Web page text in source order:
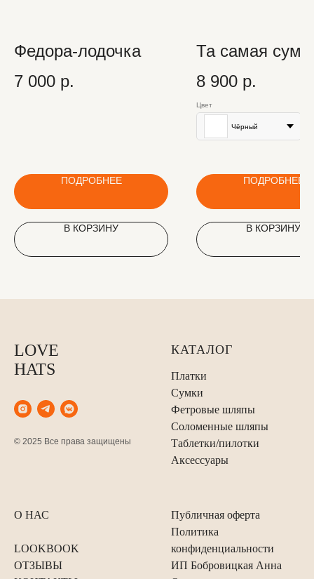
Федора-лодочка
7 000 р.
ПОДРОБНЕЕ
В КОРЗИНУ
Та самая
8 900 р.
Цвет
Чёрный
ПОДРОБНЕЕ
В КОРЗИНУ
LOVE
HATS
© 2025 Все права защищены
КАТАЛОГ
Платки
Сумки
Фетровые шляпы
Соломенные шляпы
Таблетки/пилотки
Аксессуары
О НАС
LOOKBOOK
ОТЗЫВЫ
Публичная оферта
Политика
конфиденциальности
ИП Бобровицкая Анна